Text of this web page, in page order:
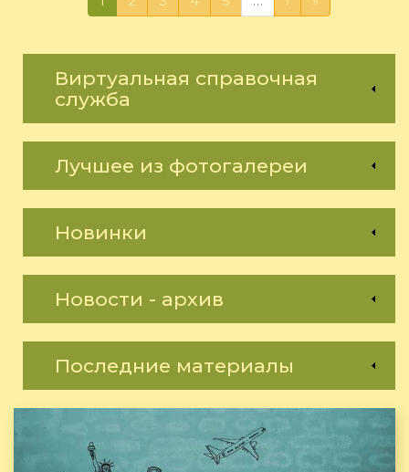
Виртуальная справочная
служба
Лучшее из фотогалереи
Новинки
Новости - архив
Последние материалы